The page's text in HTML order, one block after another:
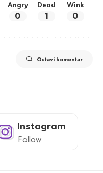
Angry
0
Dead
1
Wink
0
Ostavi komentar
Instagram
Follow